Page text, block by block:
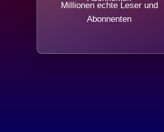
Millionen echte Leser und
Abonnenten